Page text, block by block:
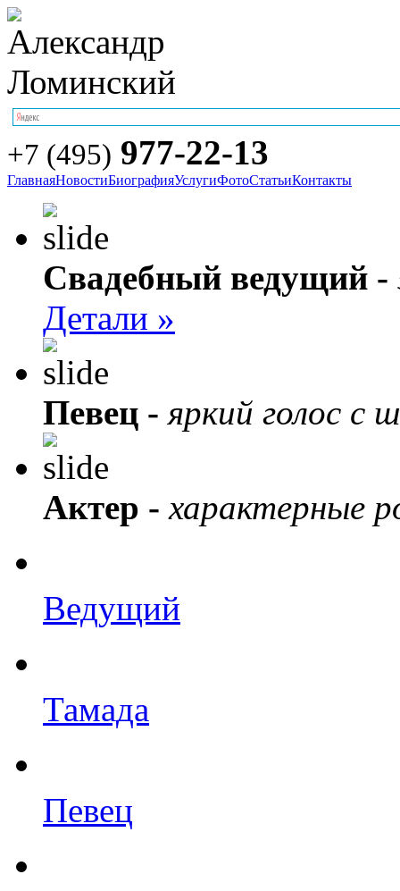
+7 (495) 977-22-13
ГлавнаяНовостиБиографияУслугиФотоСтатьиКонтакты
Свадебный ведущий -
Детали »
Певец - яркий голос с
Актер - характерные
Ведущий
Тамада
Певец